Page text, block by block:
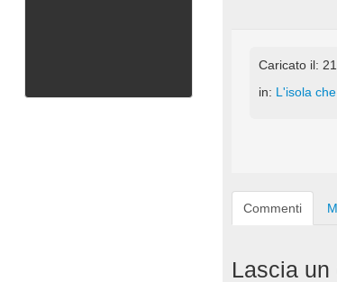
Caricato il:
in: L'isola
Commenti
Lascia un